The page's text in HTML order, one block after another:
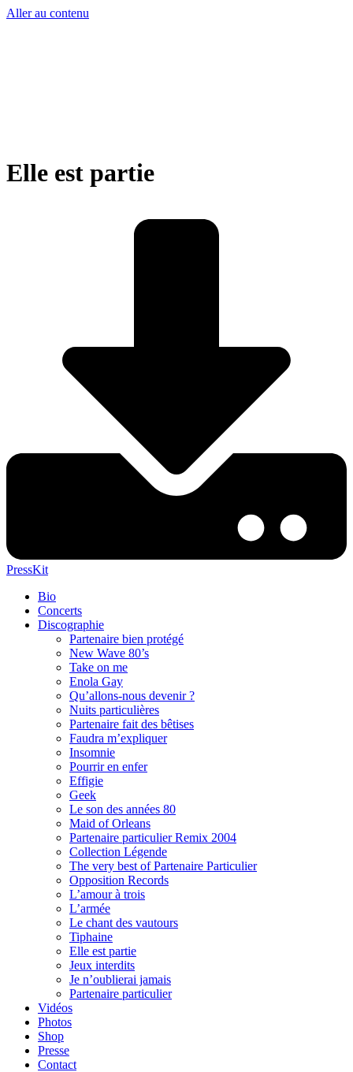
Aller au contenu
Elle est partie
PressKit
Bio
Concerts
Discographie
Partenaire bien protégé
New Wave 80’s
Take on me
Enola Gay
Qu’allons-nous devenir ?
Nuits particulières
Partenaire fait des bêtises
Faudra m’expliquer
Insomnie
Pourrir en enfer
Effigie
Geek
Le son des années 80
Maid of Orleans
Partenaire particulier Remix 2004
Collection Légende
The very best of Partenaire Particulier
Opposition Records
L’amour à trois
L’armée
Le chant des vautours
Tiphaine
Elle est partie
Jeux interdits
Je n’oublierai jamais
Partenaire particulier
Vidéos
Photos
Shop
Presse
Contact